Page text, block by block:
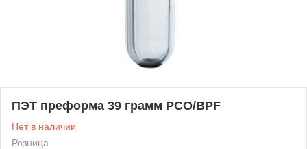
ПЭТ преформа 39 грамм PCO/BPF
Нет в наличии
Розница